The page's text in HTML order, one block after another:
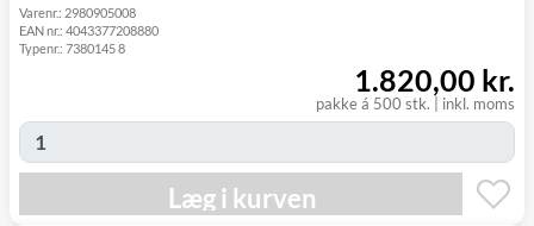
GLS Pakkeshop
tirsdag d. 25/8
GLS Erhverv
Onsdag d. 19/8
tirsdag d. 25/8
Svenstrup
0,00 kr.
Tirsdag d. 18/8
-
Varenr.: 2980905008
EAN nr.: 4043377208880
Typenr.: 7380145 8
pakke á 500 stk. inkl. moms
1.820,00 kr.
Læg i kurven